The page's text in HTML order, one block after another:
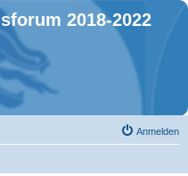
2018-2022
Anmelden